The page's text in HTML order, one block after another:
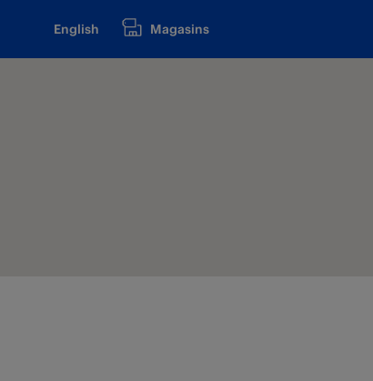
English Magasins